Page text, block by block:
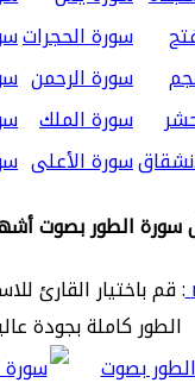
سورة الحجرات
سورة الرحمن
سورة الملك
سورة الأعلى
سورة الطور بصوت
: قم باختيار القارئ
الطور كاملة بجودة